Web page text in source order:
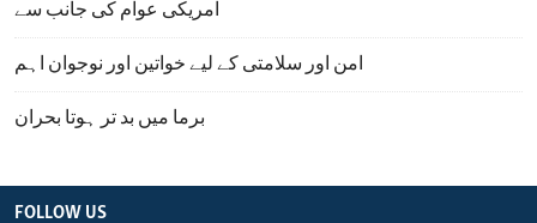
امریکی عوام کی جانب سے
امن اور سلامتی کے لیے خواتین اور نوجوان اہم
برما میں بد تر ہوتا بحران
FOLLOW US